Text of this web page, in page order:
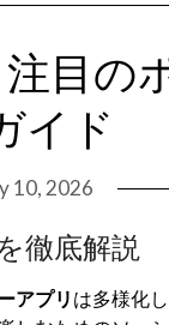
目の
イド
10, 2026
徹底解説
アプリ は多様化